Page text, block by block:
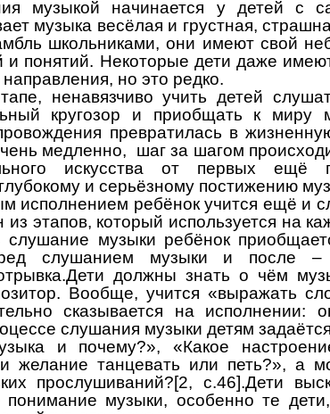
музыкой начинается у детей с
музыка весёлая и грустная,
школьниками, они имеют свой
и понятий. Некоторые дети даже
но это редко.
ненавязчиво учить детей
кругозор и приобщать к миру
превратилась в
медленно, шаг за шагом
искусства от первых ещё
и серьёзному постижению
исполнением ребёнок учится ещё и
этапов, который используется на
слушание музыки ребёнок
слушанием музыки и после –
должны знать о чём
Вообще, учится «выражать
сказывается на исполнении:
слушания музыки детям
и почему?», «Какое
желание танцевать или петь?», а
прослушиваний?[2, с.46].Дети
музыки, особенно те